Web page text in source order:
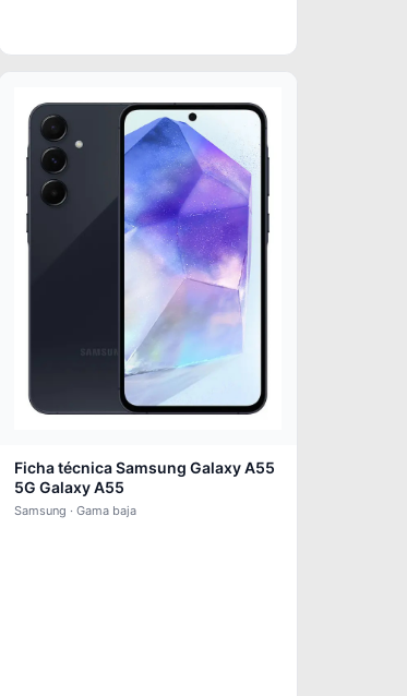
Ficha técnica Samsung Galaxy A55
5G Galaxy A55
Samsung · Gama baja